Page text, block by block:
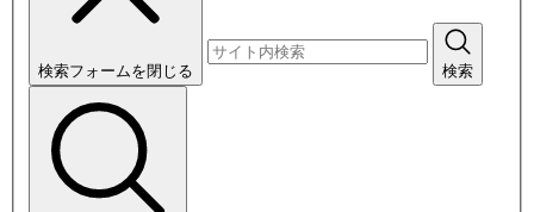
検索フォームを閉じる 検索